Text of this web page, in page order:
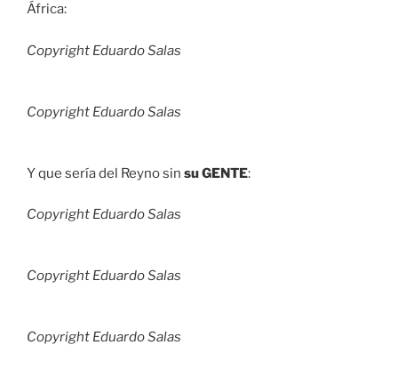
África:
Copyright Eduardo Salas
Copyright Eduardo Salas
Y que sería del Reyno sin su GENTE:
Copyright Eduardo Salas
Copyright Eduardo Salas
Copyright Eduardo Salas